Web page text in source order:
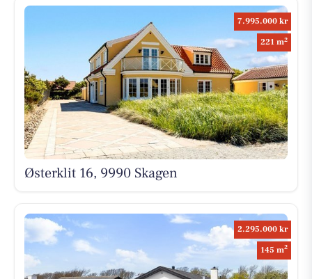
7.995.000 kr
221 m2
Østerklit 16, 9990 Skagen
2.295.000 kr
145 m2